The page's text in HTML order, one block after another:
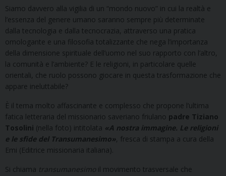
Siamo davvero alla vigilia di un “mondo nuovo” in cui la realtà e
l’essenza del genere umano saranno sempre più determinate
dalla tecnologia e dalla tecnocrazia, attraverso una pratica
omologante e una filosofia totalizzante che nega l’importanza
della dimensione spirituale dell’uomo nel suo rapporto con l’altro,
la comunità e l’ambiente? E le religioni, in particolare quelle
orientali, che ruolo possono giocare in questa trasformazione che
appare ineluttabile?
È il tema molto affascinante e complesso che propone l’ultima
fatica letteraria del missionario saveriano friulano padre Tiziano
Tosolini (nella foto) intitolata «A nostra immagine. Le religioni
e le sfide del Transumanesimo», fresca di stampa a cura della
Emi (Editrice missionaria italiana).
Si chiama transumanesimo il movimento trasversale che